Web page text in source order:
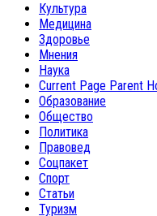
Культура
Медицина
Здоровье
Мнения
Наука
Current Page Parent
Образование
Общество
Политика
Правовед
Соцпакет
Спорт
Статьи
Туризм